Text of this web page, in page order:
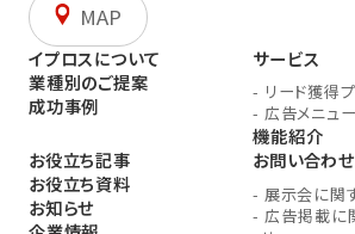
MAP
イプロスについて
業種別のご提案
成功事例
サービス
- リード獲得
- 広告メニュー
機能紹介
お役立ち記事
お役立ち資料
お知らせ
お問い合わせ
- 展示会に関
- 広告掲載に